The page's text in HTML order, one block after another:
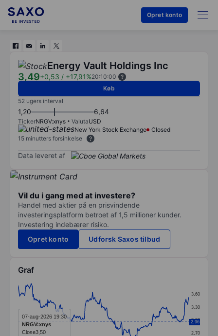
Opret konto
Energy Vault Holdings Inc
3,49+0,53 / +17,91%20:10:00
Køb
52 ugers interval
1,20 6,64
TickerNRGV:xnys ValutaUSD
New York Stock Exchange
Closed
15 minutters forsinkelse
Data leveret af
Vil du i gang med at investere?
Handel med aktier på en prisvindende
investeringsplatform betroet af 1,5 millioner kunder.
Investering indebærer risiko.
Opret konto
Udforsk Saxos tilbud
Graf
Line chart with 299 data points.
The chart has 1 X axis displaying categories.
The chart has 1 Y axis displaying values. Data 2,70
3,00
3,30
3,60
2,96
07-aug-2026 19:30
NRGV:xnys
Close3,50